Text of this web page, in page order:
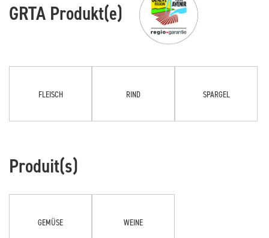
GRTA Produkt(e)
FLEISCH RIND SPARGEL
Produit(s)
GEMÜSE WEINE